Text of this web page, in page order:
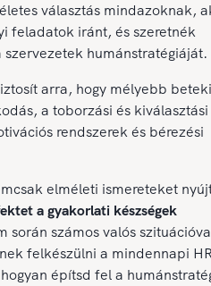
választás mindazoknak,
feladatok iránt, és szeretnék
humánstratégiáját.
arra, hogy mélyebb
a toborzási és kiválasztási
rendszerek és bérezési
elméleti ismereteket
a gyakorlati készségek
során számos valós
felkészülni a mindennapi
építsd fel a